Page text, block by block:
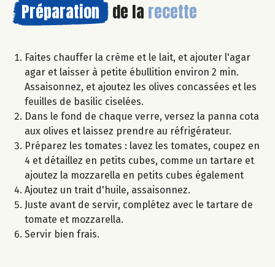
Préparation de la recette
Faites chauffer la crème et le lait, et ajouter l'agar
agar et laisser à petite ébullition environ 2 min.
Assaisonnez, et ajoutez les olives concassées et les
feuilles de basilic ciselées.
Dans le fond de chaque verre, versez la panna cota
aux olives et laissez prendre au réfrigérateur.
Préparez les tomates : lavez les tomates, coupez en
4 et détaillez en petits cubes, comme un tartare et
ajoutez la mozzarella en petits cubes également
Ajoutez un trait d'huile, assaisonnez.
Juste avant de servir, complétez avec le tartare de
tomate et mozzarella.
Servir bien frais.